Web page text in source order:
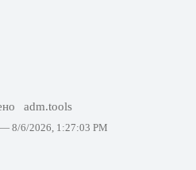
adm.tools
— 8/6/2026, 1:27:03 PM